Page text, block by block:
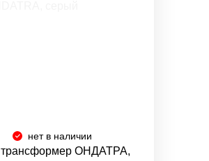
нет в наличии
трансформер ОНДАТРА,